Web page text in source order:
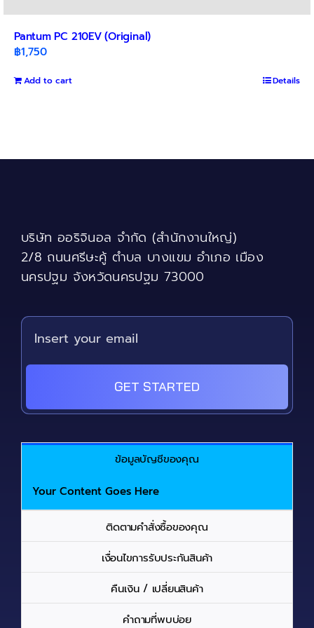
Pantum PC 210EV (Original)
฿1,750
Add to cart Details
บริษัท ออริจินอล จำกัด (สำนักงานใหญ่)
2/8 ถนนศรีษะคู้ ตำบล บางแขม อำเภอ เมือง
นครปฐม จังหวัดนครปฐม 73000
GET STARTED
ข้อมูลบัญชีของคุณ
Your Content Goes Here
ติดตามคำสั่งซื้อของคุณ
เงื่อนไขการรับประกันสินค้า
คืนเงิน / เปลี่ยนสินค้า
คำถามที่พบบ่อย